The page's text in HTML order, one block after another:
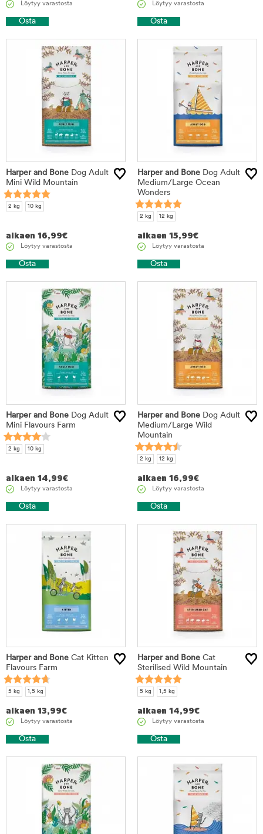
Löytyy varastosta
Osta
Löytyy varastosta
Osta
Harper and Bone Dog Adult
Mini Wild Mountain
2 kg 10 kg
alkaen 16,99€
Löytyy varastosta
Osta
Harper and Bone Dog Adult
Medium/Large Ocean
Wonders
2 kg 12 kg
alkaen 15,99€
Löytyy varastosta
Osta
Harper and Bone Dog Adult
Mini Flavours Farm
2 kg 10 kg
alkaen 14,99€
Löytyy varastosta
Osta
Harper and Bone Dog Adult
Medium/Large Wild
Mountain
2 kg 12 kg
alkaen 16,99€
Löytyy varastosta
Osta
Harper and Bone Cat Kitten
Flavours Farm
5 kg 1,5 kg
alkaen 13,99€
Löytyy varastosta
Osta
Harper and Bone Cat
Sterilised Wild Mountain
5 kg 1,5 kg
alkaen 14,99€
Löytyy varastosta
Osta